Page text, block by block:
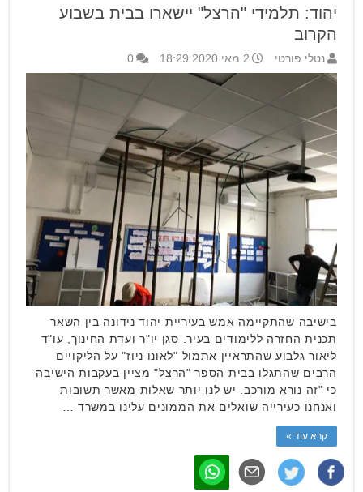
יהוד: תלמידי "הרצל" יישארו בבית בשבוע
הקרוב
נטלי פורטי 2 מאי 2020 18:29 0
בישיבה שהתקיימה אמש בעיריית יהוד נידונה בין השאר
תכנית החזרה ללימודים בעיר. סגן יו"ר ועדת החינוך, עו"ד
ליאור גלבוע שהתראיין אתמול "לאונו ניוז" על הליקויים
הרבים שהתגלו בבית הספר "הרצל" מציין בעקבות הישיבה
כי "זה נורא מורכב. יש לנו יותר שאלות מאשר תשובות
ואנחנו כעירייה שואלים את הממונים עלינו במשרד …
קרא עוד »